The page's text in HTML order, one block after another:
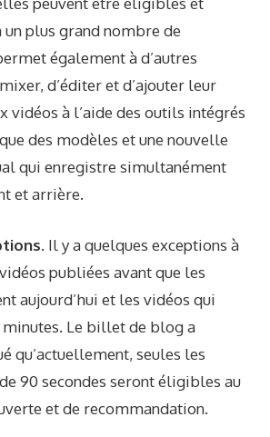
un plus grand nombre de
également à d’autres
d’éditer et d’ajouter leur
vidéos à l’aide des outils intégrés
des modèles et une nouvelle
qui enregistre simultanément
et arrière.
Il y a quelques exceptions à
publiées avant que les
aujourd’hui et les vidéos qui
minutes. Le billet de blog a
qu’actuellement, seules les
90 secondes seront éligibles au
et de recommandation.